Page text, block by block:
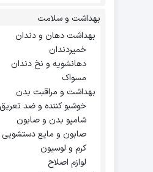
بهداشت و سلامت
بهداشت دهان و دندان
خمیردندان
دهانشویه و نخ دندان
مسواک
بهداشت و مراقبت بدن
خوشبو کننده و ضد تعریق
شامپو بدن و صابون
صابون و مایع دستشویی
کرم و لوسیون
لوازم اصلاح